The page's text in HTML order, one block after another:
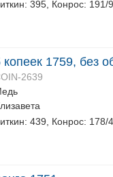
395, Конрос: 191/9
копеек 1759, без
2639
439, Конрос: 178/4